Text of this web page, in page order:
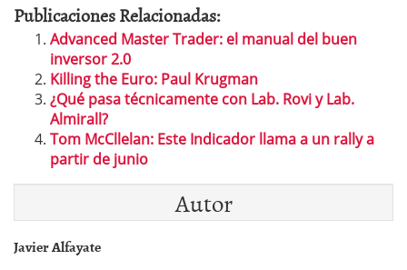
Publicaciones Relacionadas:
Advanced Master Trader: el manual del buen
inversor 2.0
Killing the Euro: Paul Krugman
¿Qué pasa técnicamente con Lab. Rovi y Lab.
Almirall?
Tom McCllelan: Este Indicador llama a un rally a
partir de junio
Autor
Javier Alfayate